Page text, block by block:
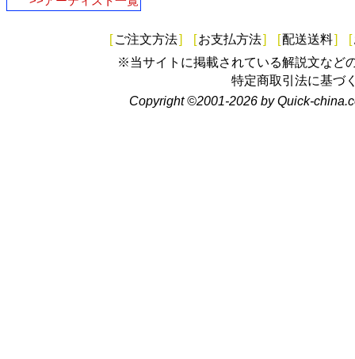
[ ご注文方法] [お支払方法] [配送送料] [
※当サイトに掲載されている解説文など
特定商取引法に基づ
Copyright ©2001-2026 by Quick-